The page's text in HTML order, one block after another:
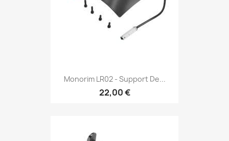
Monorim LR02 - Support De...
22,00 €